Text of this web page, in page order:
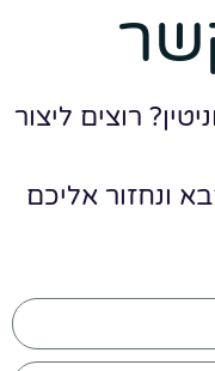
רוצים ליצור
ונחזור אליכם